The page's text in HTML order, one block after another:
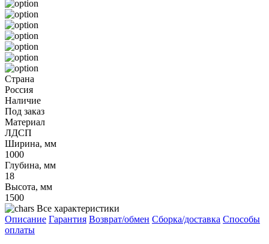
Страна
Россия
Наличие
Под заказ
Материал
ЛДСП
Ширина, мм
1000
Глубина, мм
18
Высота, мм
1500
Все характеристики
Описание Гарантия Возврат/обмен Сборка/доставка Способы
оплаты